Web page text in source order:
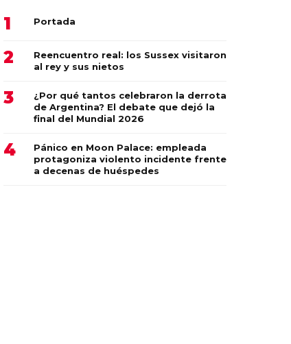
Portada
Reencuentro real: los Sussex visitaron
al rey y sus nietos
¿Por qué tantos celebraron la derrota
de Argentina? El debate que dejó la
final del Mundial 2026
Pánico en Moon Palace: empleada
protagoniza violento incidente frente
a decenas de huéspedes